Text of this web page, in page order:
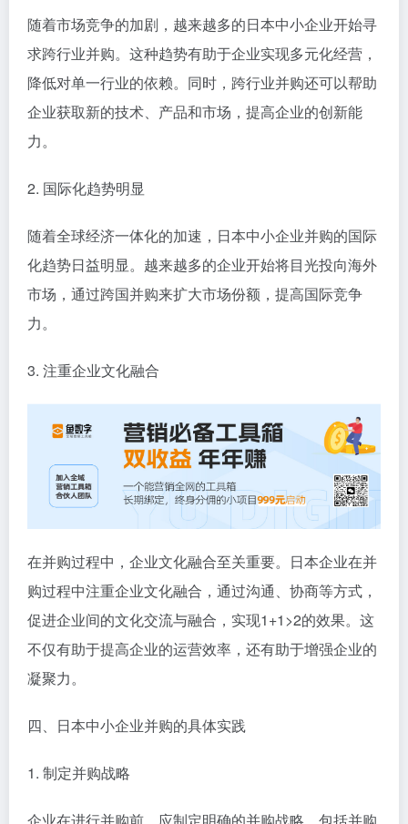
随着市场竞争的加剧，越来越多的日本中小企业开始寻
求跨行业并购。这种趋势有助于企业实现多元化经营，
降低对单一行业的依赖。同时，跨行业并购还可以帮助
企业获取新的技术、产品和市场，提高企业的创新能
力。
2. 国际化趋势明显
随着全球经济一体化的加速，日本中小企业并购的国际
化趋势日益明显。越来越多的企业开始将目光投向海外
市场，通过跨国并购来扩大市场份额，提高国际竞争
力。
3. 注重企业文化融合
在并购过程中，企业文化融合至关重要。日本企业在并
购过程中注重企业文化融合，通过沟通、协商等方式，
促进企业间的文化交流与融合，实现1+1>2的效果。这
不仅有助于提高企业的运营效率，还有助于增强企业的
凝聚力。
四、日本中小企业并购的具体实践
1. 制定并购战略